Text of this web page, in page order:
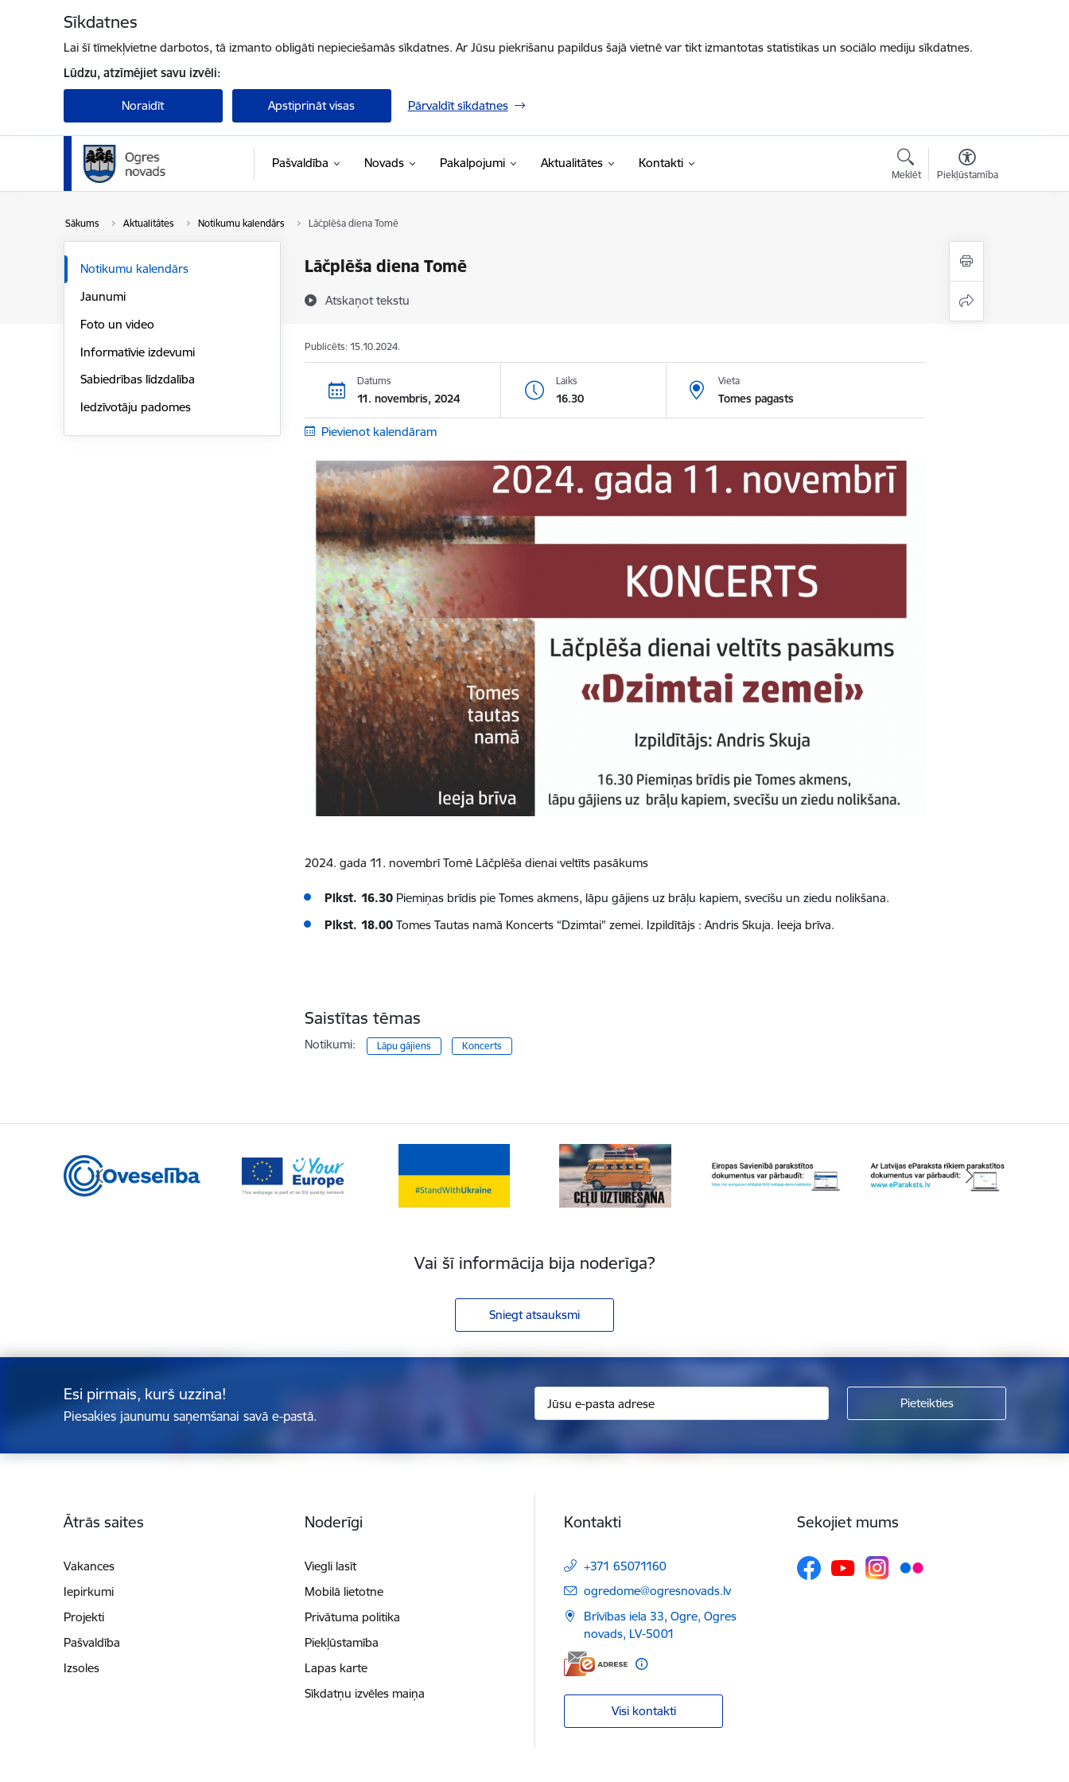
Sīkdatnes
Lai šī tīmekļvietne darbotos, tā izmanto obligāti nepieciešamās sīkdatnes. Ar Jūsu piekrišanu papildus šajā vietnē var tikt izmantotas statistikas un sociālo mediju sīkdatnes.
Lūdzu, atzīmējiet savu izvēli:
Noraidīt Apstiprināt visas Pārvaldīt sīkdatnes
Pašvaldība Novads Pakalpojumi Aktualitātes Kontakti
Meklēt Piekļūstamība
Sākums Aktualitātes Notikumu kalendārs Lāčplēša diena Tomē
Lāčplēša diena Tomē
Atskaņot tekstu
Notikumu kalendārs
Jaunumi
Foto un video
Informatīvie izdevumi
Sabiedrības līdzdalība
Iedzīvotāju padomes
Publicēts: 15.10.2024.
Datums
11. novembris, 2024
Laiks
16.30
Vieta
Tomes pagasts
Pievienot kalendāram
2024. gada 11. novembrī Tomē Lāčplēša dienai veltīts pasākums
Plkst. 16.30 Piemiņas brīdis pie Tomes akmens, lāpu gājiens uz brāļu kapiem, svecīšu un ziedu nolikšana.
Plkst. 18.00 Tomes Tautas namā Koncerts “Dzimtai” zemei. Izpildītājs : Andris Skuja. Ieeja brīva.
Saistītas tēmas
Notikumi: Lāpu gājiens Koncerts
Vai šī informācija bija noderīga?
Sniegt atsauksmi
Esi pirmais, kurš uzzina!
Piesakies jaunumu saņemšanai savā e-pastā.
Ātrās saites
Vakances
Iepirkumi
Projekti
Pašvaldība
Izsoles
Noderīgi
Viegli lasīt
Mobilā lietotne
Privātuma politika
Piekļūstamība
Lapas karte
Sīkdatņu izvēles maiņa
Kontakti
+371 65071160
E-pasts:
ogredome@ogresnovads.lv
Brīvības iela 33, Ogre, Ogres
novads, LV-5001
Visi kontakti
Sekojiet mums